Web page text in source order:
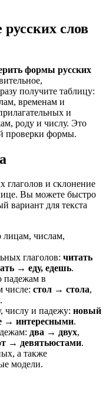
слов
формы русских
получите таблицу:
временам и
и
роду и числу. Это
проверки формы.
глаголов и склонение
Вы можете быстро
вариант для текста
лицам, числам,
глаголов: читать
→ еду, едешь.
падежам в
числе: стол → стола,
.
числу и падежу: новый
→ интересными.
два → двух,
→ девятьюстами.
а также
модели.